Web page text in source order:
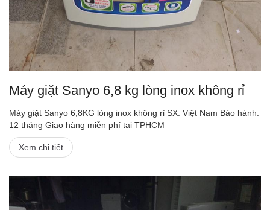
Máy giặt Sanyo 6,8 kg lòng inox không rỉ
Máy giặt Sanyo 6,8KG lòng inox không rỉ SX: Việt Nam Bảo hành:
12 tháng Giao hàng miễn phí tại TPHCM
Xem chi tiết